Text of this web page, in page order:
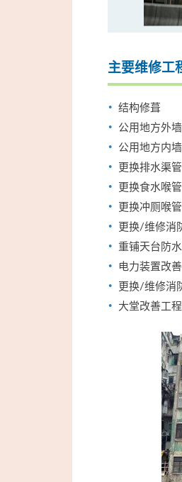
主要维修工
结构修葺
公用地方外
公用地方内
更换排水渠管
更换食水喉管
更换冲厕喉管
更换/维修消
重铺天台防
电力装置改善
更换/维修消
大堂改善工程